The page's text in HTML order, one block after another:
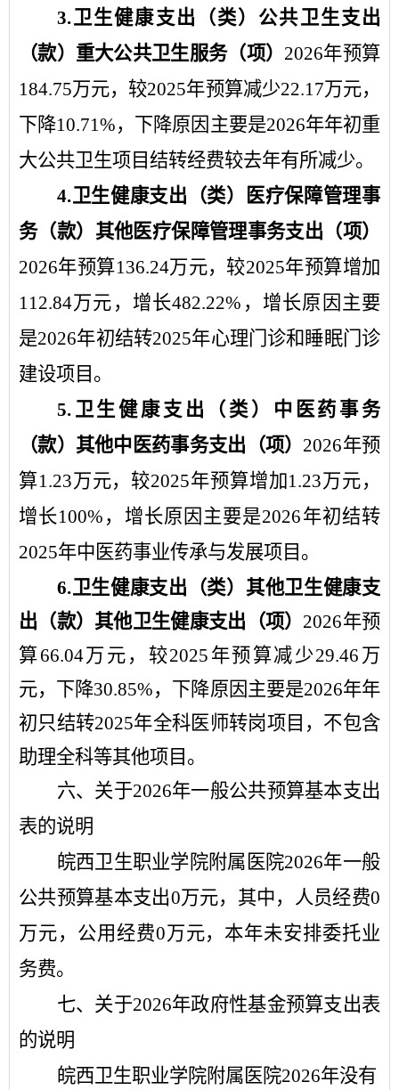
3.卫生健康支出 （类） 公共卫生支出
（款） 重大公共卫生服务（项） 2026年预算
184.75万元， 较2025年预算减少22.17万元，
下降10.71%，下降原因主要是2026年年初重
大公共卫生项目结转经费较去年有所减少。
4.卫生健康支出 （类）
医疗保障管理事
务（款） 其他医疗保障管理事务支出 （项）
2026年预算136.24万元， 较2025年预算增加
112.84万元，增长482.22% ，增长原因主要
是2026年初结转2025年心理门诊和睡眠门诊
建设项目 。
5.卫生健康支出 （类） 中医药事务
（款） 其他中医药事务支出 （项） 2026年预
算1.23万元， 较2025年预算增加1.23万元，
增长100% ，增长原因主要是2026年初结转
2025年中医药事业传承与发展项目 。
6.卫生健康支出 （类） 其他卫生健康支
出 （款） 其他卫生健康支出 （项） 2026年预
算66.04万元， 较2025 年预算减少29.46 万
元， 下降30.85%， 下降原因主要是2026年年
初只结转2025年全科医师转岗项目 ，不包含
助理全科等其他项目 。
六、关于2026年一般公共预算基本支出
表的说明
皖西卫生职业学院附属医院2026年一般
公共预算基本支出0万元， 其中，人员经费0
万元，公用经费0万元，本年未安排委托业
务费。
七、关于2026年政府性基金预算支出表
的说明
皖西卫生职业学院附属医院2026年没有